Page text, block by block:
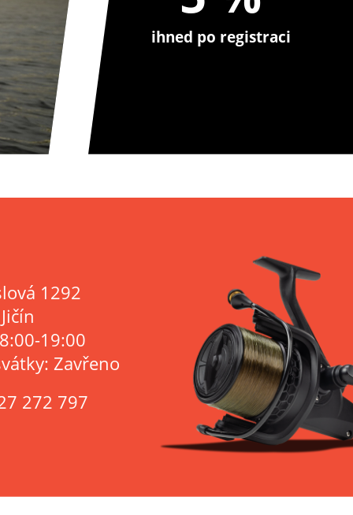
ihned po registraci
1292
19:00
Zavřeno
272 797